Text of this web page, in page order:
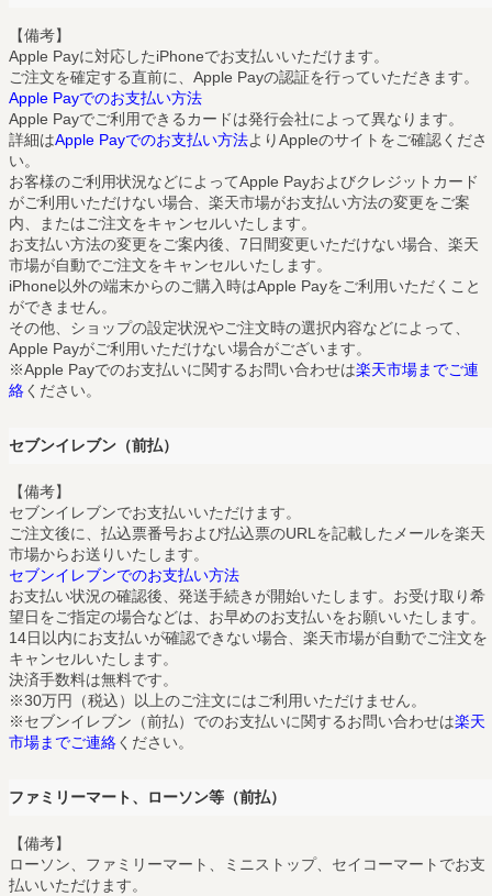
【備考】
Apple Payに対応したiPhoneでお支払いいただけます。
ご注文を確定する直前に、Apple Payの認証を行っていただきます。
Apple Payでのお支払い方法
Apple Payでご利用できるカードは発行会社によって異なります。
詳細はApple Payでのお支払い方法よりAppleのサイトをご確認くださ
い。
お客様のご利用状況などによってApple Payおよびクレジットカード
がご利用いただけない場合、楽天市場がお支払い方法の変更をご案
内、またはご注文をキャンセルいたします。
お支払い方法の変更をご案内後、7日間変更いただけない場合、楽天
市場が自動でご注文をキャンセルいたします。
iPhone以外の端末からのご購入時はApple Payをご利用いただくこと
ができません。
その他、ショップの設定状況やご注文時の選択内容などによって、
Apple Payがご利用いただけない場合がございます。
※Apple Payでのお支払いに関するお問い合わせは楽天市場までご連
絡ください。
セブンイレブン（前払）
【備考】
セブンイレブンでお支払いいただけます。
ご注文後に、払込票番号および払込票のURLを記載したメールを楽天
市場からお送りいたします。
セブンイレブンでのお支払い方法
お支払い状況の確認後、発送手続きが開始いたします。お受け取り希
望日をご指定の場合などは、お早めのお支払いをお願いいたします。
14日以内にお支払いが確認できない場合、楽天市場が自動でご注文を
キャンセルいたします。
決済手数料は無料です。
※30万円（税込）以上のご注文にはご利用いただけません。
※セブンイレブン（前払）でのお支払いに関するお問い合わせは楽天
市場までご連絡ください。
ファミリーマート、ローソン等（前払）
【備考】
ローソン、ファミリーマート、ミニストップ、セイコーマートでお支
払いいただけます。